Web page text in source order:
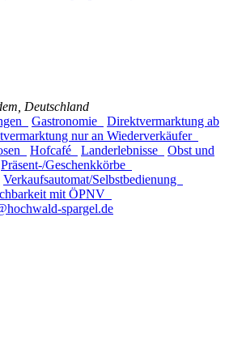
Deutschland
Gastronomie
Direktvermarktung ab
nur an Wiederverkäufer
Hofcafé Landerlebnisse
Obst und
Präsent-/Geschenkkörbe
Verkaufsautomat/Selbstbedienung
mit ÖPNV
spargel.de